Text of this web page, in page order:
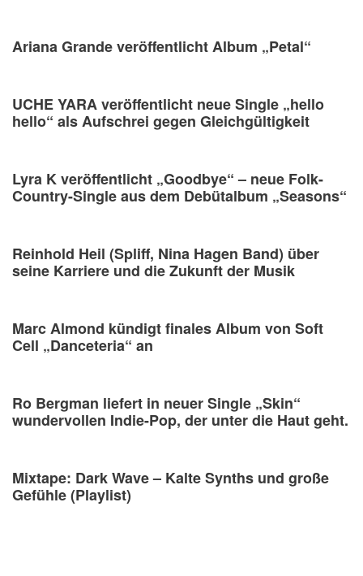
Ariana Grande veröffentlicht Album „Petal“
UCHE YARA veröffentlicht neue Single „hello
hello“ als Aufschrei gegen Gleichgültigkeit
Lyra K veröffentlicht „Goodbye“ – neue Folk-
Country-Single aus dem Debütalbum „Seasons“
Reinhold Heil (Spliff, Nina Hagen Band) über
seine Karriere und die Zukunft der Musik
Marc Almond kündigt finales Album von Soft
Cell „Danceteria“ an
Ro Bergman liefert in neuer Single „Skin“
wundervollen Indie-Pop, der unter die Haut geht.
Mixtape: Dark Wave – Kalte Synths und große
Gefühle (Playlist)